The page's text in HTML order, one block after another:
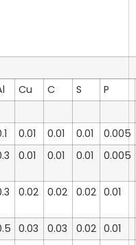
Cu C S P
0.01 0.01 0.01
0.005
0.01 0.01 0.01 0.005
0.02 0.02 0.02 0.01
0.03 0.03 0.02 0.01